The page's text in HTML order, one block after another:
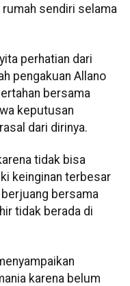
sendiri selama
perhatian dari
pengakuan Allano
bersama
keputusan
dari dirinya.
tidak bisa
keinginan terbesar
bersama
tidak berada di
karena belum